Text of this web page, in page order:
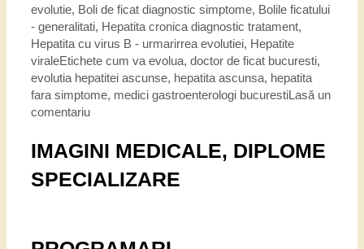
evolutie, Boli de ficat diagnostic simptome, Bolile ficatului
- generalitati, Hepatita cronica diagnostic tratament,
Hepatita cu virus B - urmarirrea evolutiei, Hepatite
viraleEtichete cum va evolua, doctor de ficat bucuresti,
evolutia hepatitei ascunse, hepatita ascunsa, hepatita
fara simptome, medici gastroenterologi bucurestiLasă un
comentariu
IMAGINI MEDICALE, DIPLOME
SPECIALIZARE